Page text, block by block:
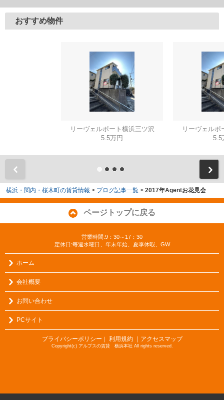
おすすめ物件
リーヴェルポート横浜三ツ沢
5.5万円
リーヴェルポ
5.5
横浜・関内・桜木町の賃貸情報 > ブログ記事一覧 > 2017年Agentお花見会
ページトップに戻る
営業時間:9：30～17：30
定休日:毎週水曜日、年末年始、夏季休暇、GW
ホーム
会社概要
お問い合わせ
PCサイト
プライバシーポリシー 利用規約 ｜アクセスマップ
Copyright(c) アルプスの賃貸 横浜本社 All rights reserved.